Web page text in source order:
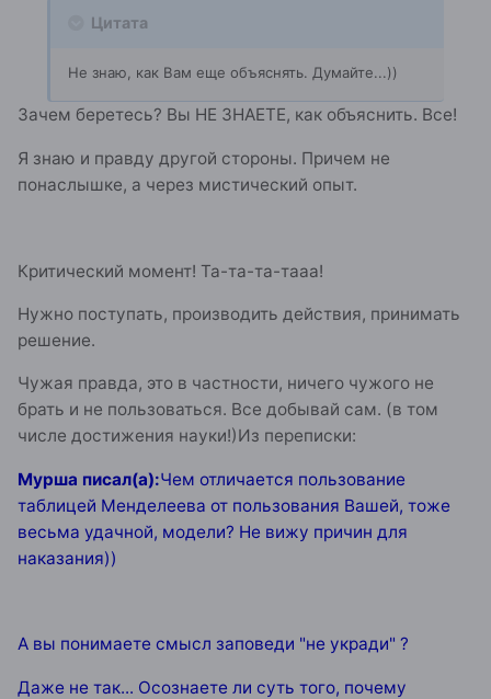
Цитата
Не знаю, как Вам еще объяснять. Думайте...))
Зачем беретесь? Вы НЕ ЗНАЕТЕ, как объяснить. Все!
Я знаю и правду другой стороны. Причем не
понаслышке, а через мистический опыт.
Критический момент! Та-та-та-тааа!
Нужно поступать, производить действия, принимать
решение.
Чужая правда, это в частности, ничего чужого не
брать и не пользоваться. Все добывай сам. (в том
числе достижения науки!)Из переписки:
Мурша писал(а):Чем отличается пользование
таблицей Менделеева от пользования Вашей, тоже
весьма удачной, модели? Не вижу причин для
наказания))
А вы понимаете смысл заповеди "не укради" ?
Даже не так... Осознаете ли суть того, почему